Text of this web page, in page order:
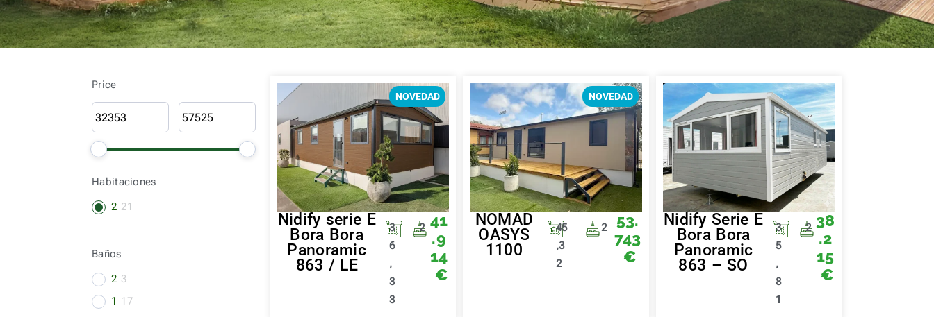
Price
Habitaciones
2 21
Baños
2 3
1 17
NOVEDAD
Nidify serie E
Bora Bora
Panoramic
863 / LE
3
6
,
3
3
2 41
.9
14
€
NOVEDAD
NOMAD
OASYS
1100
45
,3
2
2
53.
743
€
Nidify Serie E
Bora Bora
Panoramic
863 – SO
3
5
,
8
1
2 38
.2
15
€